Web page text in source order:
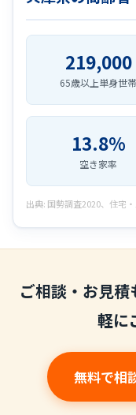
219,000
65歳以上単身世帯
13.8%
空き家率
出典: 国勢調査2020、住宅
ご相談・お見
軽に
無料で相